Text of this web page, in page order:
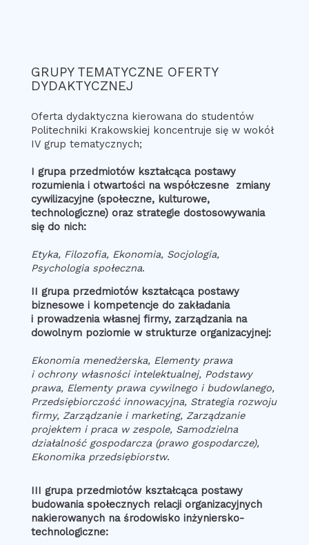
GRUPY TEMATYCZNE OFERTY
DYDAKTYCZNEJ
Oferta dydaktyczna kierowana do studentów
Politechniki Krakowskiej koncentruje się w wokół
IV grup tematycznych;
I grupa przedmiotów kształcąca postawy
rozumienia i otwartości na współczesne zmiany
cywilizacyjne (społeczne, kulturowe,
technologiczne) oraz strategie dostosowywania
się do nich:
Etyka, Filozofia, Ekonomia, Socjologia,
Psychologia społeczna.
II grupa przedmiotów kształcąca postawy
biznesowe i kompetencje do zakładania
i prowadzenia własnej firmy, zarządzania na
dowolnym poziomie w strukturze organizacyjnej:
Ekonomia menedżerska, Elementy prawa
i ochrony własności intelektualnej, Podstawy
prawa, Elementy prawa cywilnego i budowlanego,
Przedsiębiorczość innowacyjna, Strategia rozwoju
firmy, Zarządzanie i marketing, Zarządzanie
projektem i praca w zespole, Samodzielna
działalność gospodarcza (prawo gospodarcze),
Ekonomika przedsiębiorstw.
III grupa przedmiotów kształcąca postawy
budowania społecznych relacji organizacyjnych
nakierowanych na środowisko inżyniersko-
technologiczne: